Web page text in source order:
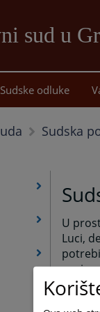
sud u
Sudske odluke
Sudska
U
Luci,